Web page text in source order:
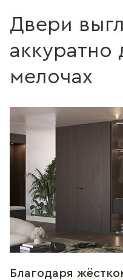
Двери
аккуратно
мелочах
Благодаря